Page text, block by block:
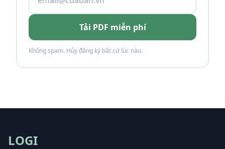
Tải PDF miễn phí
Không spam. Hủy đăng ký bất cứ lúc nào.
LOGI